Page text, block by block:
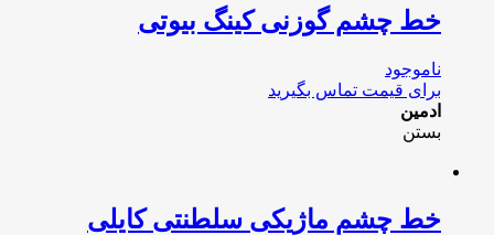
خط چشم گوزنی کینگ بیوتی
ناموجود
برای قیمت تماس بگیرید
ادمین
بستن
خط چشم ماژیکی سلطنتی کایلی